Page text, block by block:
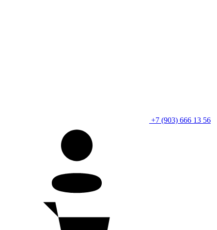
+7 (903) 666 13 56